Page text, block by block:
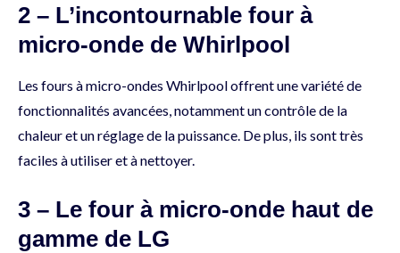
2 – L’incontournable four à
micro-onde de Whirlpool
Les fours à micro-ondes Whirlpool offrent une variété de
fonctionnalités avancées, notamment un contrôle de la
chaleur et un réglage de la puissance. De plus, ils sont très
faciles à utiliser et à nettoyer.
3 – Le four à micro-onde haut de
gamme de LG